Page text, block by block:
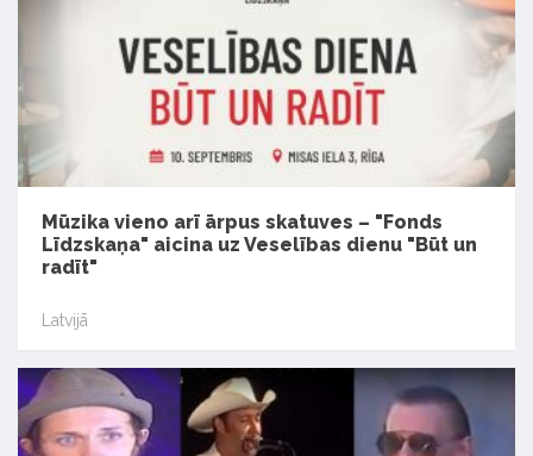
Mūzika vieno arī ārpus skatuves – "Fonds
Līdzskaņa" aicina uz Veselības dienu "Būt un
radīt"
Latvijā